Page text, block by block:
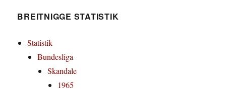
BREITNIGGE STATISTIK
Statistik
Bundesliga
Skandale
1965